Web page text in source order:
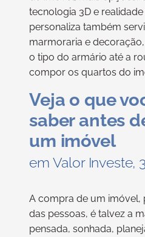
tecnologia 3D e
personaliza também
marmoraria e
o tipo do armário até a
compor os quartos do
Veja o que
saber antes
um imóvel
em Valor Investe,
A compra de um imóvel,
das pessoas, é talvez a
pensada, sonhada,